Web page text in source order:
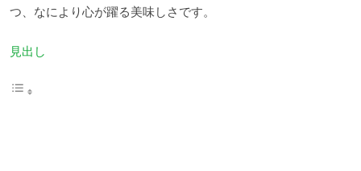
つ、なにより心が躍る美味しさです。
見出し